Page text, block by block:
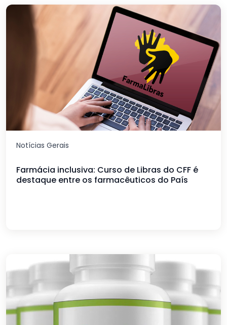
Notícias Gerais
Farmácia inclusiva: Curso de Libras do CFF é
destaque entre os farmacêuticos do País